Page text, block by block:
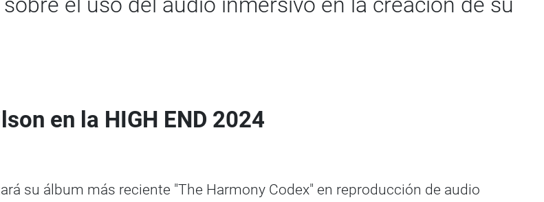
en la HIGH END 2024
su álbum más reciente "The Harmony Codex" en reproducción de audio